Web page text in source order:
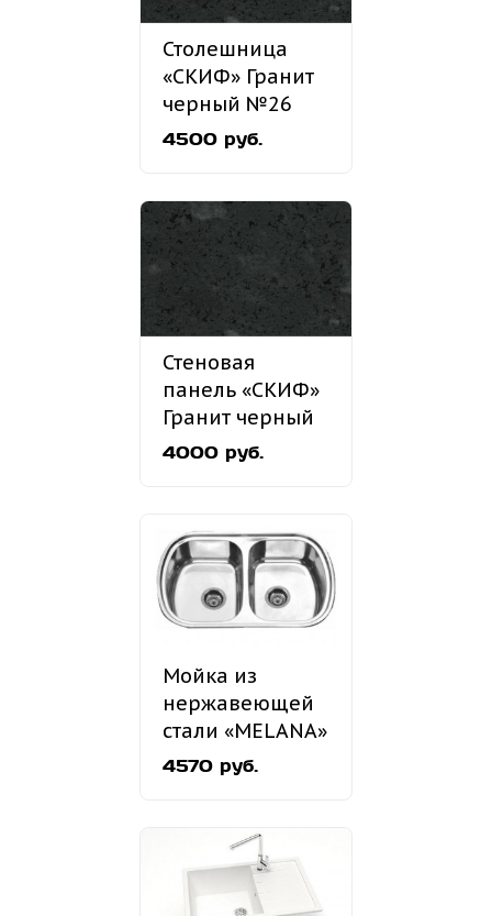
Столешница
«СКИФ» Гранит
черный №26
4500 руб.
Стеновая
панель «СКИФ»
Гранит черный
№26
4000 руб.
Мойка из
нержавеющей
стали «MELANA»
MLN-7749
4570 руб.